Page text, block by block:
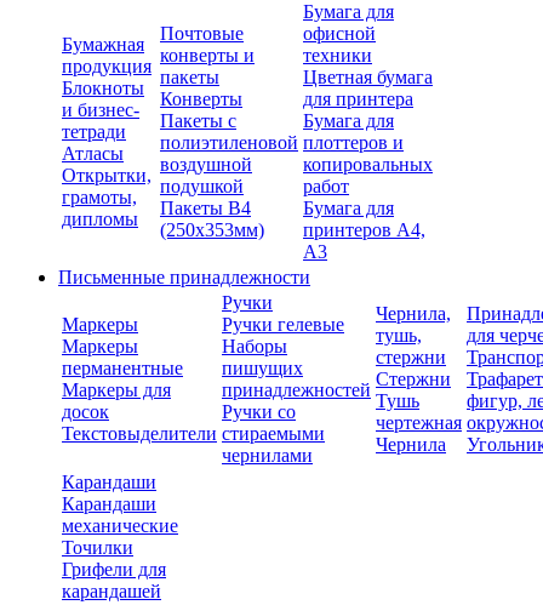
Бумажная
продукция
Блокноты
и бизнес-
тетради
Атласы
Открытки,
грамоты,
дипломы
Почтовые
конверты и
пакеты
Конверты
Пакеты с
полиэтиленовой
воздушной
подушкой
Пакеты В4
(250х353мм)
Бумага для
офисной
техники
Цветная бумага
для принтера
Бумага для
плоттеров и
копировальных
работ
Бумага для
принтеров А4,
А3
Письменные принадлежности
Маркеры
Маркеры
перманентные
Маркеры для
досок
Текстовыделители
Ручки
Ручки гелевые
Наборы
пишущих
принадлежностей
Ручки со
стираемыми
чернилами
Чернила,
тушь,
стержни
Стержни
Тушь
чертежная
Чернила
для
фигур,
Карандаши
Карандаши
механические
Точилки
Грифели для
карандашей